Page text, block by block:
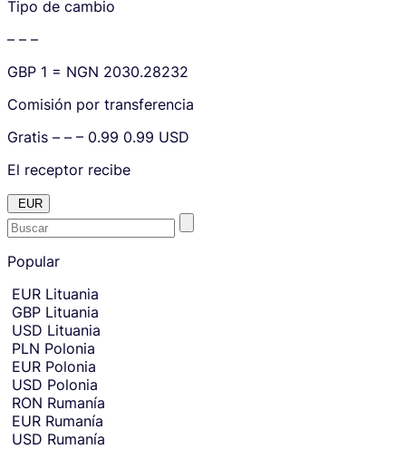
n
g
a
m
o
Tipo de cambio
– – –
GBP 1 = NGN 2030.28232
Comisión por transferencia
Gratis – – – 0.99 0.99 USD
El receptor recibe
EUR
n
e
h
e
c
o
u
n
to
amount
country
and
currency
selection
and
move
to
receiving
amount
entry.
Popular
EUR Lituania
GBP Lituania
USD Lituania
PLN Polonia
EUR Polonia
USD Polonia
RON Rumanía
EUR Rumanía
USD Rumanía